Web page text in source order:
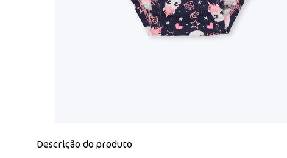
Descrição do produto